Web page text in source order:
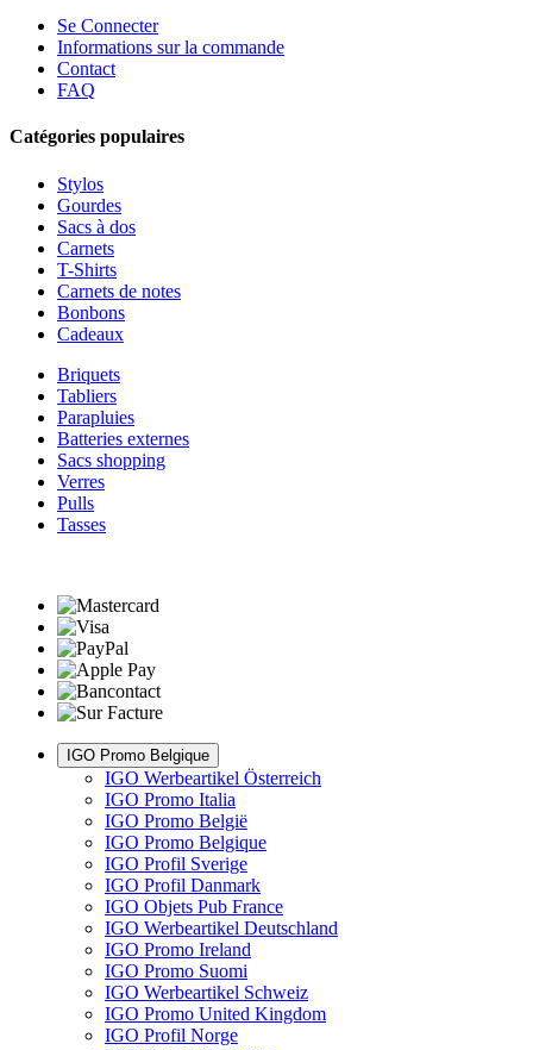
Se Connecter
Informations sur la commande
Contact
FAQ
Catégories populaires
Stylos
Gourdes
Sacs à dos
Carnets
T-Shirts
Carnets de notes
Bonbons
Cadeaux
Briquets
Tabliers
Parapluies
Batteries externes
Sacs shopping
Verres
Pulls
Tasses
IGO Promo Belgique
IGO Werbeartikel Österreich
IGO Promo Italia
IGO Promo België
IGO Promo Belgique
IGO Profil Sverige
IGO Profil Danmark
IGO Objets Pub France
IGO Werbeartikel Deutschland
IGO Promo Ireland
IGO Promo Suomi
IGO Werbeartikel Schweiz
IGO Promo United Kingdom
IGO Profil Norge